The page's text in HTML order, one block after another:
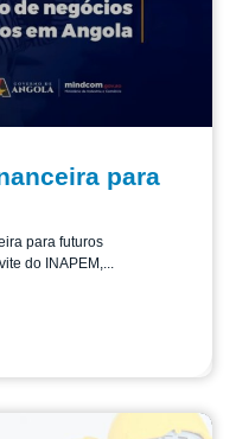
para
para futuros
do INAPEM,...